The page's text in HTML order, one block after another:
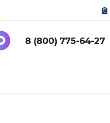
8 (800) 775-64-27